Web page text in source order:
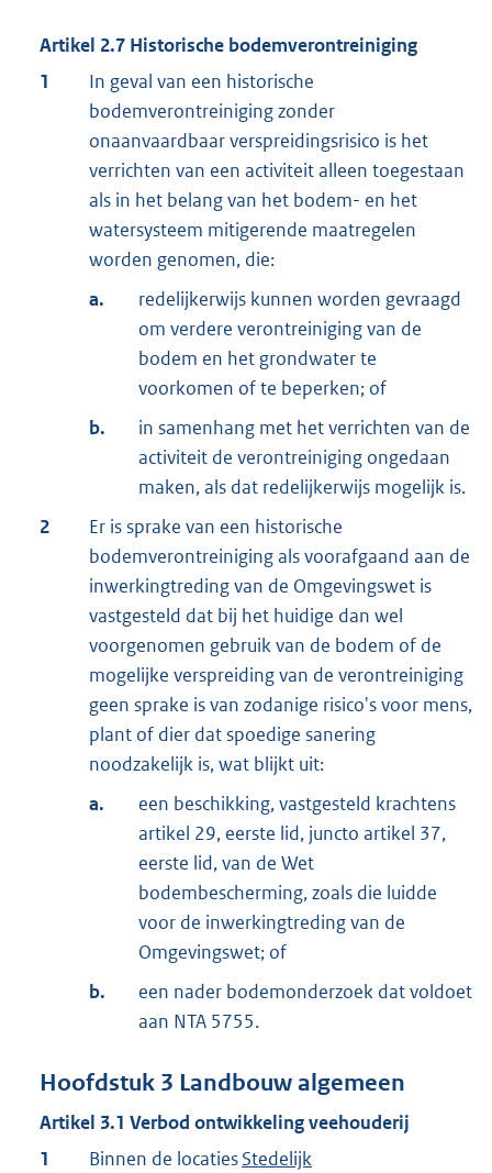
Artikel 2.7 Historische bodemverontreiniging
1
In geval van een historische
bodemverontreiniging zonder
onaanvaardbaar verspreidingsrisico is het
verrichten van een activiteit alleen toegestaan
als in het belang van het bodem- en het
watersysteem mitigerende maatregelen
worden genomen, die:
a.
redelijkerwijs kunnen worden gevraagd
om verdere verontreiniging van de
bodem en het grondwater te
voorkomen of te beperken; of
b.
in samenhang met het verrichten van de
activiteit de verontreiniging ongedaan
maken, als dat redelijkerwijs mogelijk is.
2
Er is sprake van een historische
bodemverontreiniging als voorafgaand aan de
inwerkingtreding van de Omgevingswet is
vastgesteld dat bij het huidige dan wel
voorgenomen gebruik van de bodem of de
mogelijke verspreiding van de verontreiniging
geen sprake is van zodanige risico's voor mens,
plant of dier dat spoedige sanering
noodzakelijk is, wat blijkt uit:
a.
een beschikking, vastgesteld krachtens
artikel 29, eerste lid, juncto artikel 37,
eerste lid, van de Wet
bodembescherming, zoals die luidde
voor de inwerkingtreding van de
Omgevingswet; of
b.
een nader bodemonderzoek dat voldoet
aan NTA 5755.
Hoofdstuk 3 Landbouw algemeen
Artikel 3.1 Verbod ontwikkeling veehouderij
1
Binnen de locatiesStedelijk